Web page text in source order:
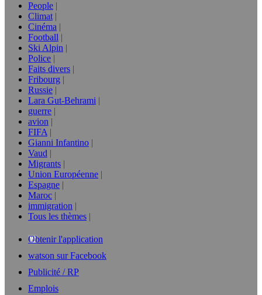
People
Climat
Cinéma
Football
Ski Alpin
Police
Faits divers
Fribourg
Russie
Lara Gut-Behrami
guerre
avion
FIFA
Gianni Infantino
Vaud
Migrants
Union Européenne
Espagne
Maroc
immigration
Tous les thèmes
Obtenir l'application
watson sur Facebook
Publicité / RP
Emplois